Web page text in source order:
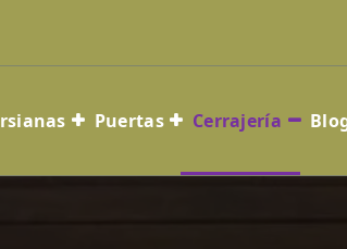
Puertas Cerrajería